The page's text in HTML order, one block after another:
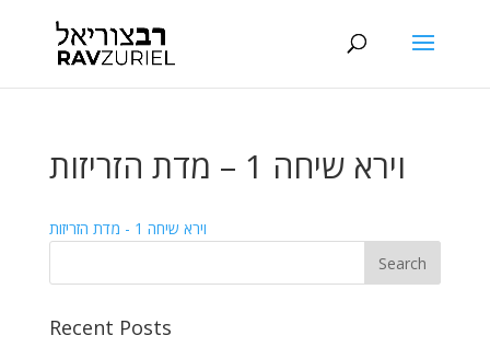
וירא שיחה 1 – מדת הזריזות
וירא שיחה 1 - מדת הזריזות
Recent Posts